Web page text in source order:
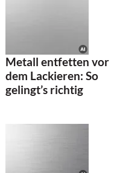
Metall entfetten vor
dem Lackieren: So
gelingt’s richtig